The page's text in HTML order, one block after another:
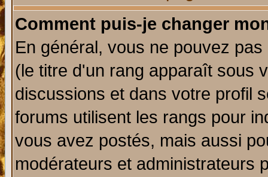
Comment puis-je changer
En général, vous ne pouvez
(le titre d'un rang apparaît sous
discussions et dans votre profil
forums utilisent les rangs pour
vous avez postés, mais aussi
modérateurs et administrateurs